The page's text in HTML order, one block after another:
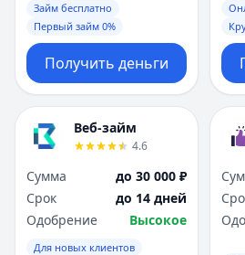
Займ бесплатно
Первый займ 0%
Получить деньги
Веб-займ
4.6
Сумма
до 30 000 ₽
Срок
до 14 дней
Одобрение
Высокое
Для новых клиентов